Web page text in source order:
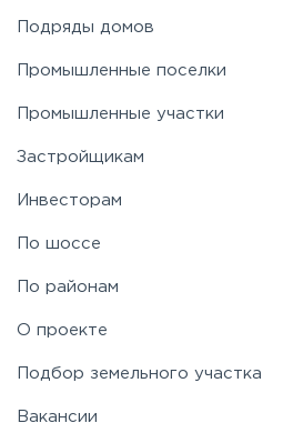
Пятницкое
Рублево-Успенское
Подряды домов
Промышленные поселки
Промышленные участки
Застройщикам
Инвесторам
По шоссе
По районам
О проекте
Подбор земельного участка
Вакансии